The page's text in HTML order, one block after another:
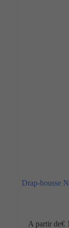
Drap-housse
A partir de€